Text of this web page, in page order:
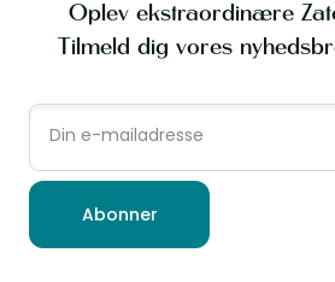
Oplev ekstraordinære
Tilmeld dig vores
Abonner